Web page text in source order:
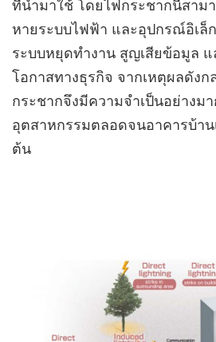
ที่นำมาใช้ โดยไฟกระชากนี้สาม
หายระบบไฟฟ้า และอุปกรณ์อิเล็
ระบบหยุดทำงาน สูญเสียข้อมูล
โอกาสทางธุรกิจ จากเหตุผลดังก
กระชากจึงมีความจำเป็นอย่างม
อุตสาหกรรมตลอดจนอาคารบ้า
ต้น